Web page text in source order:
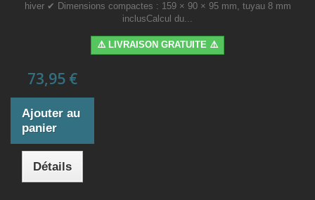
hiver ✔ Dimensions compactes : 159 × 90 × 95 mm, tuyau 8 mm
inclusCalcul du...
⚠️ LIVRAISON GRATUITE ⚠️
73,95 €
Ajouter au
panier
Détails